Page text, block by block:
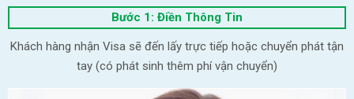
Bước 1: Điền Thông Tin
Khách hàng nhận Visa sẽ đến lấy trực tiếp hoặc chuyển phát tận
tay (có phát sinh thêm phí vận chuyển)